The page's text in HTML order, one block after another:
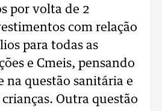
por volta de 2
com relação
para todas as
e Cmeis, pensando
na questão sanitária e
Outra questão